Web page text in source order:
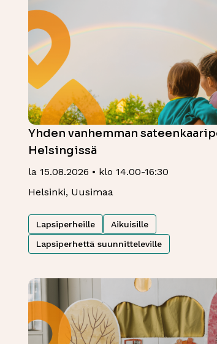
Yhden vanhemman
Helsingissä
la 15.08.2026 • klo 14.00-16:30
Helsinki, Uusimaa
Lapsiperheille
Aikuisille
Lapsiperhettä suunnitteleville